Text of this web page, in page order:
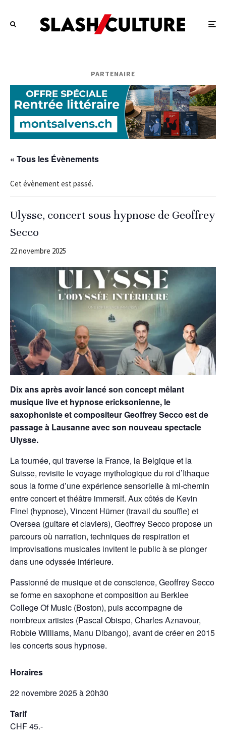
PARTENAIRE
« Tous les Évènements
Cet évènement est passé.
Ulysse, concert sous hypnose de Geoffrey
Secco
22 novembre 2025
Dix ans après avoir lancé son concept mêlant
musique live et hypnose ericksonienne, le
saxophoniste et compositeur Geoffrey Secco est de
passage à Lausanne avec son nouveau spectacle
Ulysse.
La tournée, qui traverse la France, la Belgique et la
Suisse, revisite le voyage mythologique du roi d’Ithaque
sous la forme d’une expérience sensorielle à mi-chemin
entre concert et théâtre immersif. Aux côtés de Kevin
Finel (hypnose), Vincent Hürner (travail du souffle) et
Oversea (guitare et claviers), Geoffrey Secco propose un
parcours où narration, techniques de respiration et
improvisations musicales invitent le public à se plonger
dans une odyssée intérieure.
Passionné de musique et de conscience, Geoffrey Secco
se forme en saxophone et composition au Berklee
College Of Music (Boston), puis accompagne de
nombreux artistes (Pascal Obispo, Charles Aznavour,
Robbie Williams, Manu Dibango), avant de créer en 2015
les concerts sous hypnose.
Horaires
22 novembre 2025 à 20h30
Tarif
CHF 45.-